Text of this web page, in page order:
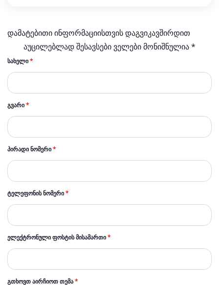
დამატებითი ინფორმაციისთვის დაგვიკავშირდით
აუცილებლად შესავსები ველები მონიშნულია *
ᲡᲐᲮᲔᲚᲘ*
ᲒᲕᲐᲠᲘ*
ᲞᲘᲠᲐᲓᲘ ᲜᲝᲛᲔᲠᲘ*
ᲢᲔᲚᲔᲤᲝᲜᲘᲡ ᲜᲝᲛᲔᲠᲘ*
ᲔᲚᲔᲥᲢᲠᲝᲜᲣᲚᲘ ᲤᲝᲡᲢᲘᲡ ᲛᲘᲡᲐᲛᲐᲠᲗᲘ*
ᲒᲗᲮᲝᲕᲗ ᲐᲘᲠᲩᲘᲝᲗ ᲗᲔᲛᲐ*